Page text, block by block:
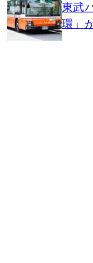
東武
環」